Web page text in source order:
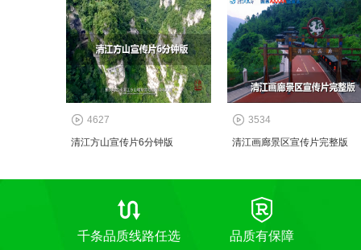
4627
清江方山宣传片6分钟版
3534
清江画廊景区宣传片完整版
千条品质线路任选 品质有保障